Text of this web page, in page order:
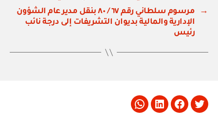
→
مرسوم سلطاني رقم ٦٧ / ٨٠ بنقل مدير عام الشؤون
الإدارية والمالية بديوان التشريفات إلى درجة نائب
رئيس
Twitter
Facebook
LinkedIn
Whatsapp